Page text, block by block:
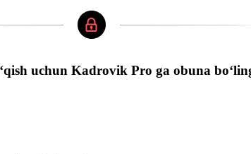
uchun Kadrovik Pro ga obuna